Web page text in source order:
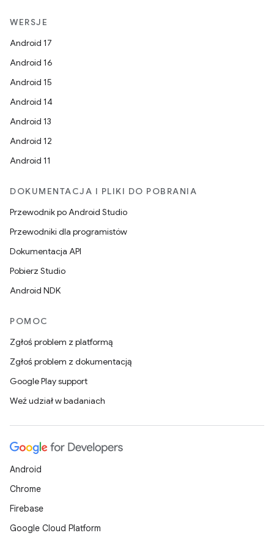
WERSJE
Android 17
Android 16
Android 15
Android 14
Android 13
Android 12
Android 11
DOKUMENTACJA I PLIKI DO POBRANIA
Przewodnik po Android Studio
Przewodniki dla programistów
Dokumentacja API
Pobierz Studio
Android NDK
POMOC
Zgłoś problem z platformą
Zgłoś problem z dokumentacją
Google Play support
Weź udział w badaniach
Android
Chrome
Firebase
Google Cloud Platform